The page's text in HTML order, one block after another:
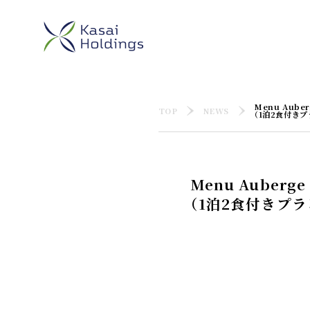
TOP NEWS Menu
（1泊2食付きプ
Menu Auberge
（1泊2食付きプラ